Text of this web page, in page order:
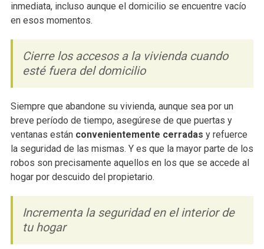
inmediata, incluso aunque el domicilio se encuentre vacío
en esos momentos.
Cierre los accesos a la vivienda cuando
esté fuera del domicilio
Siempre que abandone su vivienda, aunque sea por un
breve período de tiempo, asegúrese de que puertas y
ventanas estánconvenientemente cerradas y refuerce
la seguridad de las mismas. Y es que la mayor parte de los
robos son precisamente aquellos en los que se accede al
hogar por descuido del propietario.
Incrementa la seguridad en el interior de
tu hogar